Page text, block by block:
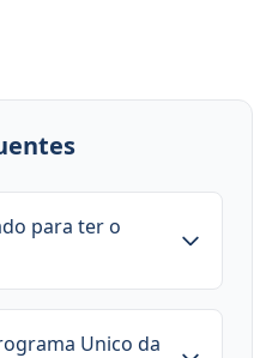
para ter o
Unico da